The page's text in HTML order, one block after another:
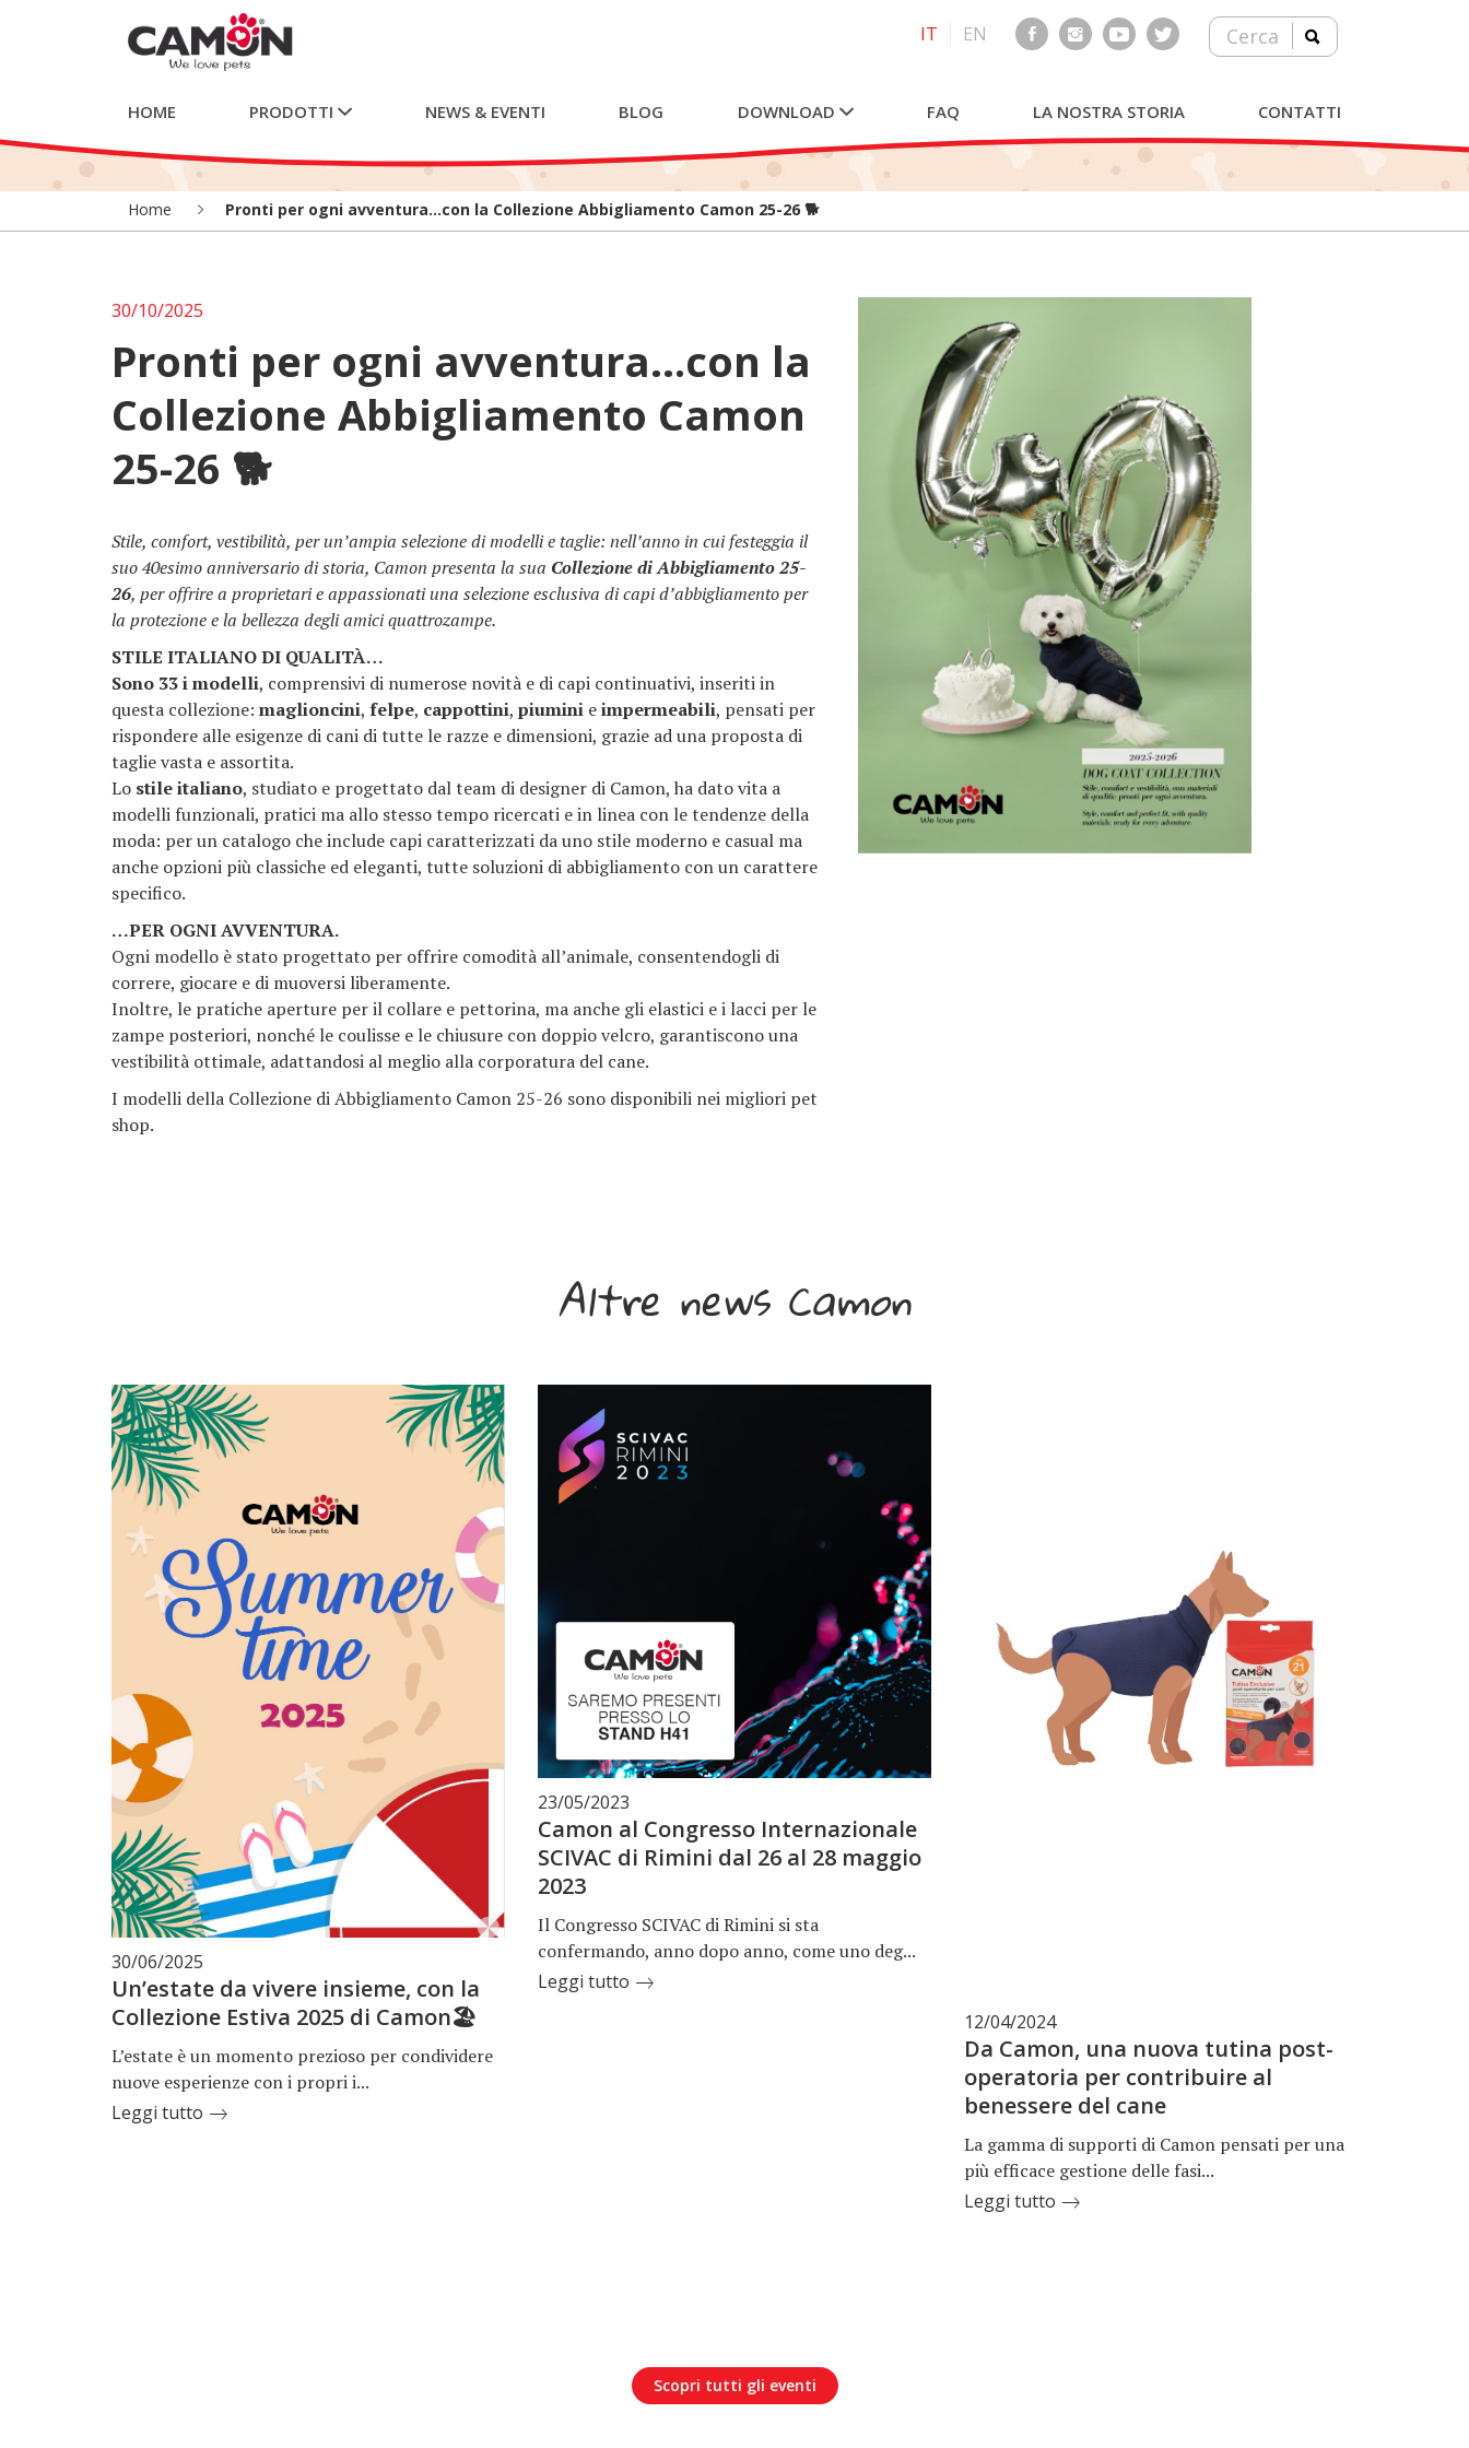
IT EN Cerca
HOME PRODOTTI NEWS & EVENTI BLOG DOWNLOAD FAQ LA NOSTRA STORIA CONTATTI
Home Pronti per ogni avventura…con la Collezione Abbigliamento Camon 25-26 🐕
30/10/2025
Pronti per ogni avventura…con la
Collezione Abbigliamento Camon
25-26 🐕
Stile, comfort, vestibilità, per un’ampia selezione di modelli e taglie: nell’anno in cui festeggia il
suo 40esimo anniversario di storia, Camon presenta la sua Collezione di Abbigliamento 25-
26, per offrire a proprietari e appassionati una selezione esclusiva di capi d’abbigliamento per
la protezione e la bellezza degli amici quattrozampe.
STILE ITALIANO DI QUALITÀ…
Sono 33 i modelli, comprensivi di numerose novità e di capi continuativi, inseriti in
questa collezione: maglioncini, felpe, cappottini, piumini eimpermeabili, pensati per
rispondere alle esigenze di cani di tutte le razze e dimensioni, grazie ad una proposta di
taglie vasta e assortita.
Lo stile italiano, studiato e progettato dal team di designer di Camon, ha dato vita a
modelli funzionali, pratici ma allo stesso tempo ricercati e in linea con le tendenze della
moda: per un catalogo che include capi caratterizzati da uno stile moderno e casual ma
anche opzioni più classiche ed eleganti, tutte soluzioni di abbigliamento con un carattere
specifico.
…PER OGNI AVVENTURA.
Ogni modello è stato progettato per offrire comodità all’animale, consentendogli di
correre, giocare e di muoversi liberamente.
Inoltre, le pratiche aperture per il collare e pettorina, ma anche gli elastici e i lacci per le
zampe posteriori, nonché le coulisse e le chiusure con doppio velcro, garantiscono una
vestibilità ottimale, adattandosi al meglio alla corporatura del cane.
I modelli della Collezione di Abbigliamento Camon 25-26 sono disponibili nei migliori pet
shop.
Altre news Camon
30/06/2025
Un’estate da vivere insieme, con la
Collezione Estiva 2025 di Camon🏖️
L’estate è un momento prezioso per condividere
nuove esperienze con i propri i...
Leggi tutto
23/05/2023
Camon al Congresso Internazionale
SCIVAC di Rimini dal 26 al 28 maggio
2023
Il Congresso SCIVAC di Rimini si sta
confermando, anno dopo anno, come uno deg...
Leggi tutto
12/04/2024
Da Camon, una nuova tutina post-
operatoria per contribuire al
benessere del cane
La gamma di supporti di Camon pensati per una
più efficace gestione delle fasi...
Leggi tutto
Scopri tutti gli eventi